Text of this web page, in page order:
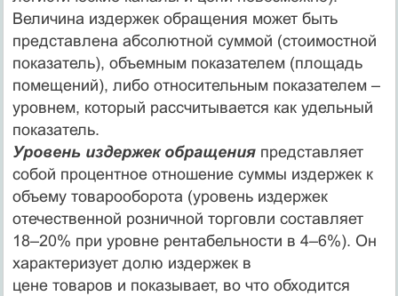
Величина издержек обращения может быть
представлена абсолютной суммой (стоимостной
показатель), объемным показателем (площадь
помещений), либо относительным показателем –
уровнем, который рассчитывается как удельный
показатель.
Уровень издержек обращенияпредставляет
собой процентное отношение суммы издержек к
объему товарооборота (уровень издержек
отечественной розничной торговли составляет
18–20% при уровне рентабельности в 4–6%). Он
характеризует долю издержек в
цене товаров и показывает, во что обходится